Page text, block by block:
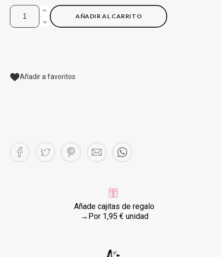
AÑADIR AL CARRITO
Añadir a favoritos
Añade cajitas de regalo
→Por 1,95 € unidad